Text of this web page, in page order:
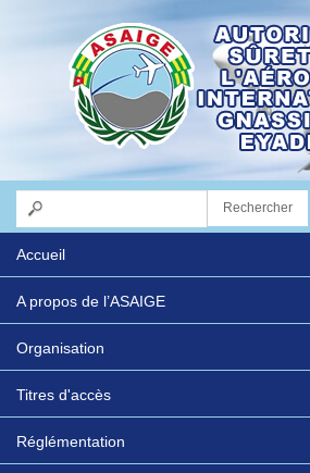
Accueil
A propos de l’ASAIGE
Organisation
Titres d'accès
Réglémentation